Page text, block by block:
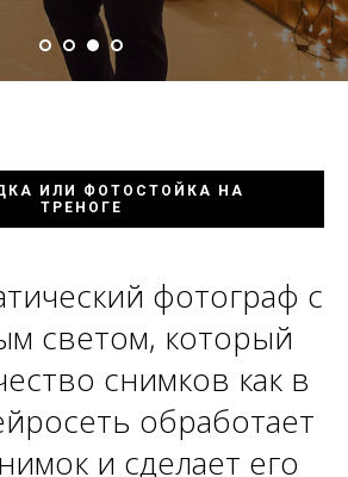
ИЛИ ФОТОСТОЙКА НА
ТРЕНОГЕ
фотограф с
светом, который
снимков как в
обработает
и сделает его